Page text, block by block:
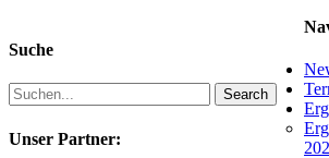
Suche
Search
Unser Partner: